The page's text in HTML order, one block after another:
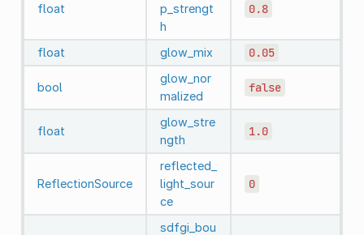
float
p_strengt
h
0.8
float glow_mix 0.05
bool
glow_nor
malized
false
float
glow_stre
ngth
1.0
ReflectionSource
reflected_
light_sour
ce
0
sdfgi_bou